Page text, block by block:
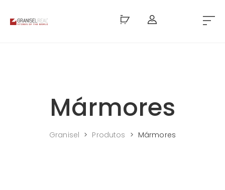
Mármores
Granisel > Produtos > Mármores